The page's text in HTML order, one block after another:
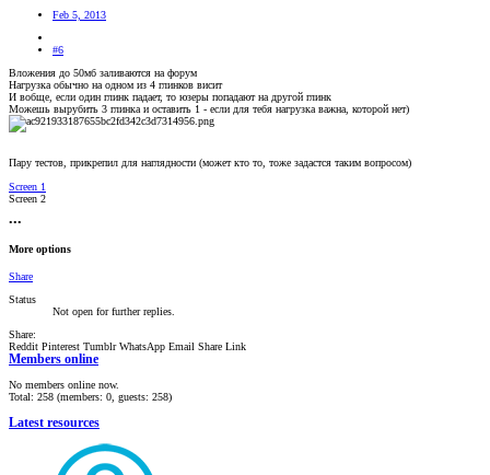
Feb 5, 2013
#6
Вложения до 50мб заливаются на форум
Нагрузка обычно на одном из 4 глинков висит
И вобще, если один глинк падает, то юзеры попадают на другой глинк
Можешь вырубить 3 глинка и оставить 1 - если для тебя нагрузка важна, которой нет)
Пару тестов, прикрепил для наглядности (может кто то, тоже задастся таким вопросом)
Screen 1
Screen 2
•••
More options
Share
Status
Not open for further replies.
Share:
Reddit Pinterest Tumblr WhatsApp Email Share Link
Members online
No members online now.
Total: 258 (members: 0, guests: 258)
Latest resources